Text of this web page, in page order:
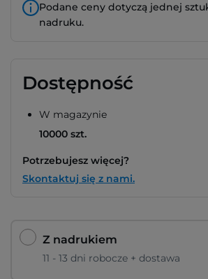
Podane ceny dotyczą jednej
nadruku.
Dostępność
W magazynie
10000 szt.
Potrzebujesz więcej?
Skontaktuj się z nami.
Z nadrukiem
11 - 13 dni robocze + dostawa